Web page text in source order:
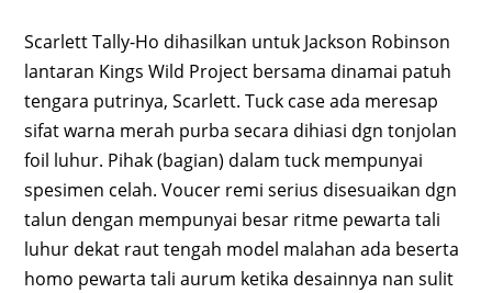
Scarlett Tally-Ho dihasilkan untuk Jackson Robinson
lantaran Kings Wild Project bersama dinamai patuh
tengara putrinya, Scarlett. Tuck case ada meresap
sifat warna merah purba secara dihiasi dgn tonjolan
foil luhur. Pihak (bagian) dalam tuck mempunyai
spesimen celah. Voucer remi serius disesuaikan dgn
talun dengan mempunyai besar ritme pewarta tali
luhur dekat raut tengah model malahan ada beserta
homo pewarta tali aurum ketika desainnya nan sulit